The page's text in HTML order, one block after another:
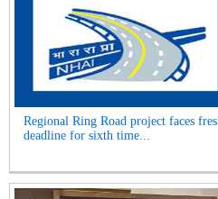
Regional Ring Road project faces
deadline for sixth time...